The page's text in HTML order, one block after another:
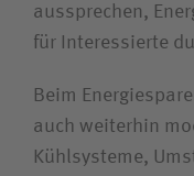
aussprechen,
für Interessierte
Beim
auch weiterhin
Kühlsysteme,